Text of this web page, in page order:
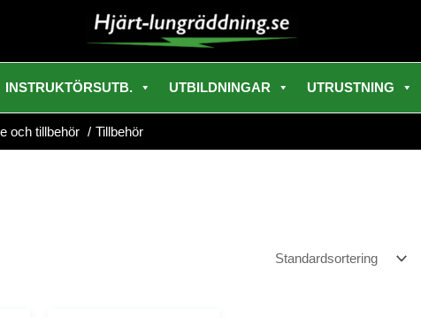
INSTRUKTÖRSUTB. UTBILDNINGAR UTRUSTNING
och tillbehör Tillbehör